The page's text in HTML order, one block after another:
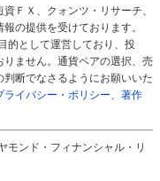
ＦＸ、クォンツ・リサーチ、
の提供を受けております。
的として運営しており、投
ません。通貨ペアの選択、売
断でなさるようにお願いいた
ライバシー・ポリシー、著作
モンド・フィナンシャル・リ